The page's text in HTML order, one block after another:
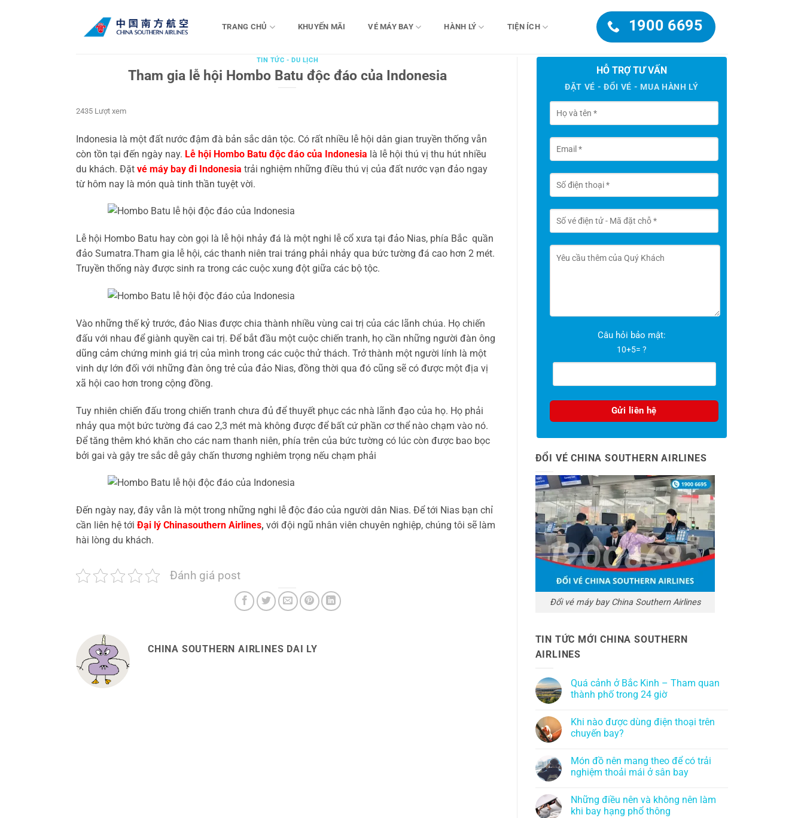
TRANG CHỦ KHUYẾN MÃI VÉ MÁY BAY HÀNH LÝ TIỆN ÍCH 1900 6695
TIN TỨC - DU LỊCH
Tham gia lễ hội Hombo Batu độc đáo của Indonesia
2435 Lượt xem
Indonesia là một đất nước đậm đà bản sắc dân tộc. Có rất nhiều lễ hội dân gian truyền thống vẫn
còn tồn tại đến ngày nay. Lễ hội Hombo Batu độc đáo của Indonesia là lễ hội thú vị thu hút nhiều
du khách. Đặt vé máy bay đi Indonesia trải nghiệm những điều thú vị của đất nước vạn đảo ngay
từ hôm nay là món quà tinh thần tuyệt vời.
Lễ hội Hombo Batu hay còn gọi là lễ hội nhảy đá là một nghi lễ cổ xưa tại đảo Nias, phía Bắc quần
đảo Sumatra.Tham gia lễ hội, các thanh niên trai tráng phải nhảy qua bức tường đá cao hơn 2 mét.
Truyền thống này được sinh ra trong các cuộc xung đột giữa các bộ tộc.
Vào những thế kỷ trước, đảo Nias được chia thành nhiều vùng cai trị của các lãnh chúa. Họ chiến
đấu với nhau để giành quyền cai trị. Để bắt đầu một cuộc chiến tranh, họ cần những người đàn ông
dũng cảm chứng minh giá trị của mình trong các cuộc thử thách. Trở thành một người lính là một
vinh dự lớn đối với những đàn ông trẻ của đảo Nias, đồng thời qua đó cũng sẽ có được một địa vị
xã hội cao hơn trong cộng đồng.
Tuy nhiên chiến đấu trong chiến tranh chưa đủ để thuyết phục các nhà lãnh đạo của họ. Họ phải
nhảy qua một bức tường đá cao 2,3 mét mà không được để bất cứ phần cơ thể nào chạm vào nó.
Để tăng thêm khó khăn cho các nam thanh niên, phía trên của bức tường có lúc còn được bao bọc
bởi gai và gậy tre sắc dễ gây chấn thương nghiêm trọng nếu chạm phải
Đến ngày nay, đây vẫn là một trong những nghi lễ độc đáo của người dân Nias. Để tới Nias bạn chỉ
cần liên hệ tới Đại lý Chinasouthern Airlines, với đội ngũ nhân viên chuyên nghiệp, chúng tôi sẽ làm
hài lòng du khách.
Đánh giá post
CHINA SOUTHERN AIRLINES DAI LY
HỖ TRỢ TƯ VẤN
ĐẶT VÉ - ĐỔI VÉ - MUA HÀNH LÝ
Câu hỏi bảo mật:
10+5= ?
ĐỔI VÉ CHINA SOUTHERN AIRLINES
Đổi vé máy bay China Southern Airlines
TIN TỨC MỚI CHINA SOUTHERN
AIRLINES
Quá cảnh ở Bắc Kinh – Tham quan
thành phố trong 24 giờ
Khi nào được dùng điện thoại trên
chuyến bay?
Món đồ nên mang theo để có trải
nghiệm thoải mái ở sân bay
Những điều nên và không nên làm
khi bay hạng phổ thông